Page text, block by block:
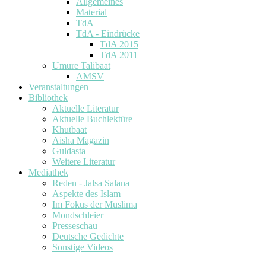
Material
TdA
TdA - Eindrücke
TdA 2015
TdA 2011
Umure Talibaat
AMSV
Veranstaltungen
Bibliothek
Aktuelle Literatur
Aktuelle Buchlektüre
Khutbaat
Aisha Magazin
Guldasta
Weitere Literatur
Mediathek
Reden - Jalsa Salana
Aspekte des Islam
Im Fokus der Muslima
Mondschleier
Presseschau
Deutsche Gedichte
Sonstige Videos